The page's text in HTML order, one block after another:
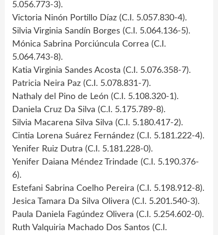
5.056.773-3).
Victoria Ninón Portillo Díaz (C.I. 5.057.830-4).
Silvia Virginia Sandín Borges (C.I. 5.064.136-5).
Mónica Sabrina Porciúncula Correa (C.I.
5.064.743-8).
Katia Virginia Sandes Acosta (C.I. 5.076.358-7).
Patricia Neira Paz (C.I. 5.078.831-7).
Nathaly del Pino de León (C.I. 5.108.320-1).
Daniela Cruz Da Silva (C.I. 5.175.789-8).
Silvia Macarena Silva Silva (C.I. 5.180.417-2).
Cintia Lorena Suárez Fernández (C.I. 5.181.222-4).
Yenifer Ruiz Dutra (C.I. 5.181.228-0).
Yenifer Daiana Méndez Trindade (C.I. 5.190.376-
6).
Estefani Sabrina Coelho Pereira (C.I. 5.198.912-8).
Jesica Tamara Da Silva Olivera (C.I. 5.201.540-3).
Paula Daniela Fagúndez Olivera (C.I. 5.254.602-0).
Ruth Valquiria Machado Dos Santos (C.I.